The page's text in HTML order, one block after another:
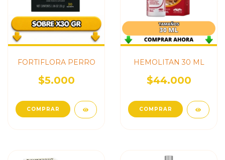
FORTIFLORA PERRO
$5.000
HEMOLITAN 30 ML
$44.000